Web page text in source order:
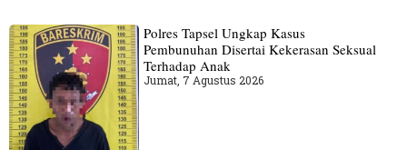
Polres Tapsel Ungkap Kasus
Pembunuhan Disertai Kekerasan Seksual
Terhadap Anak
Jumat, 7 Agustus 2026